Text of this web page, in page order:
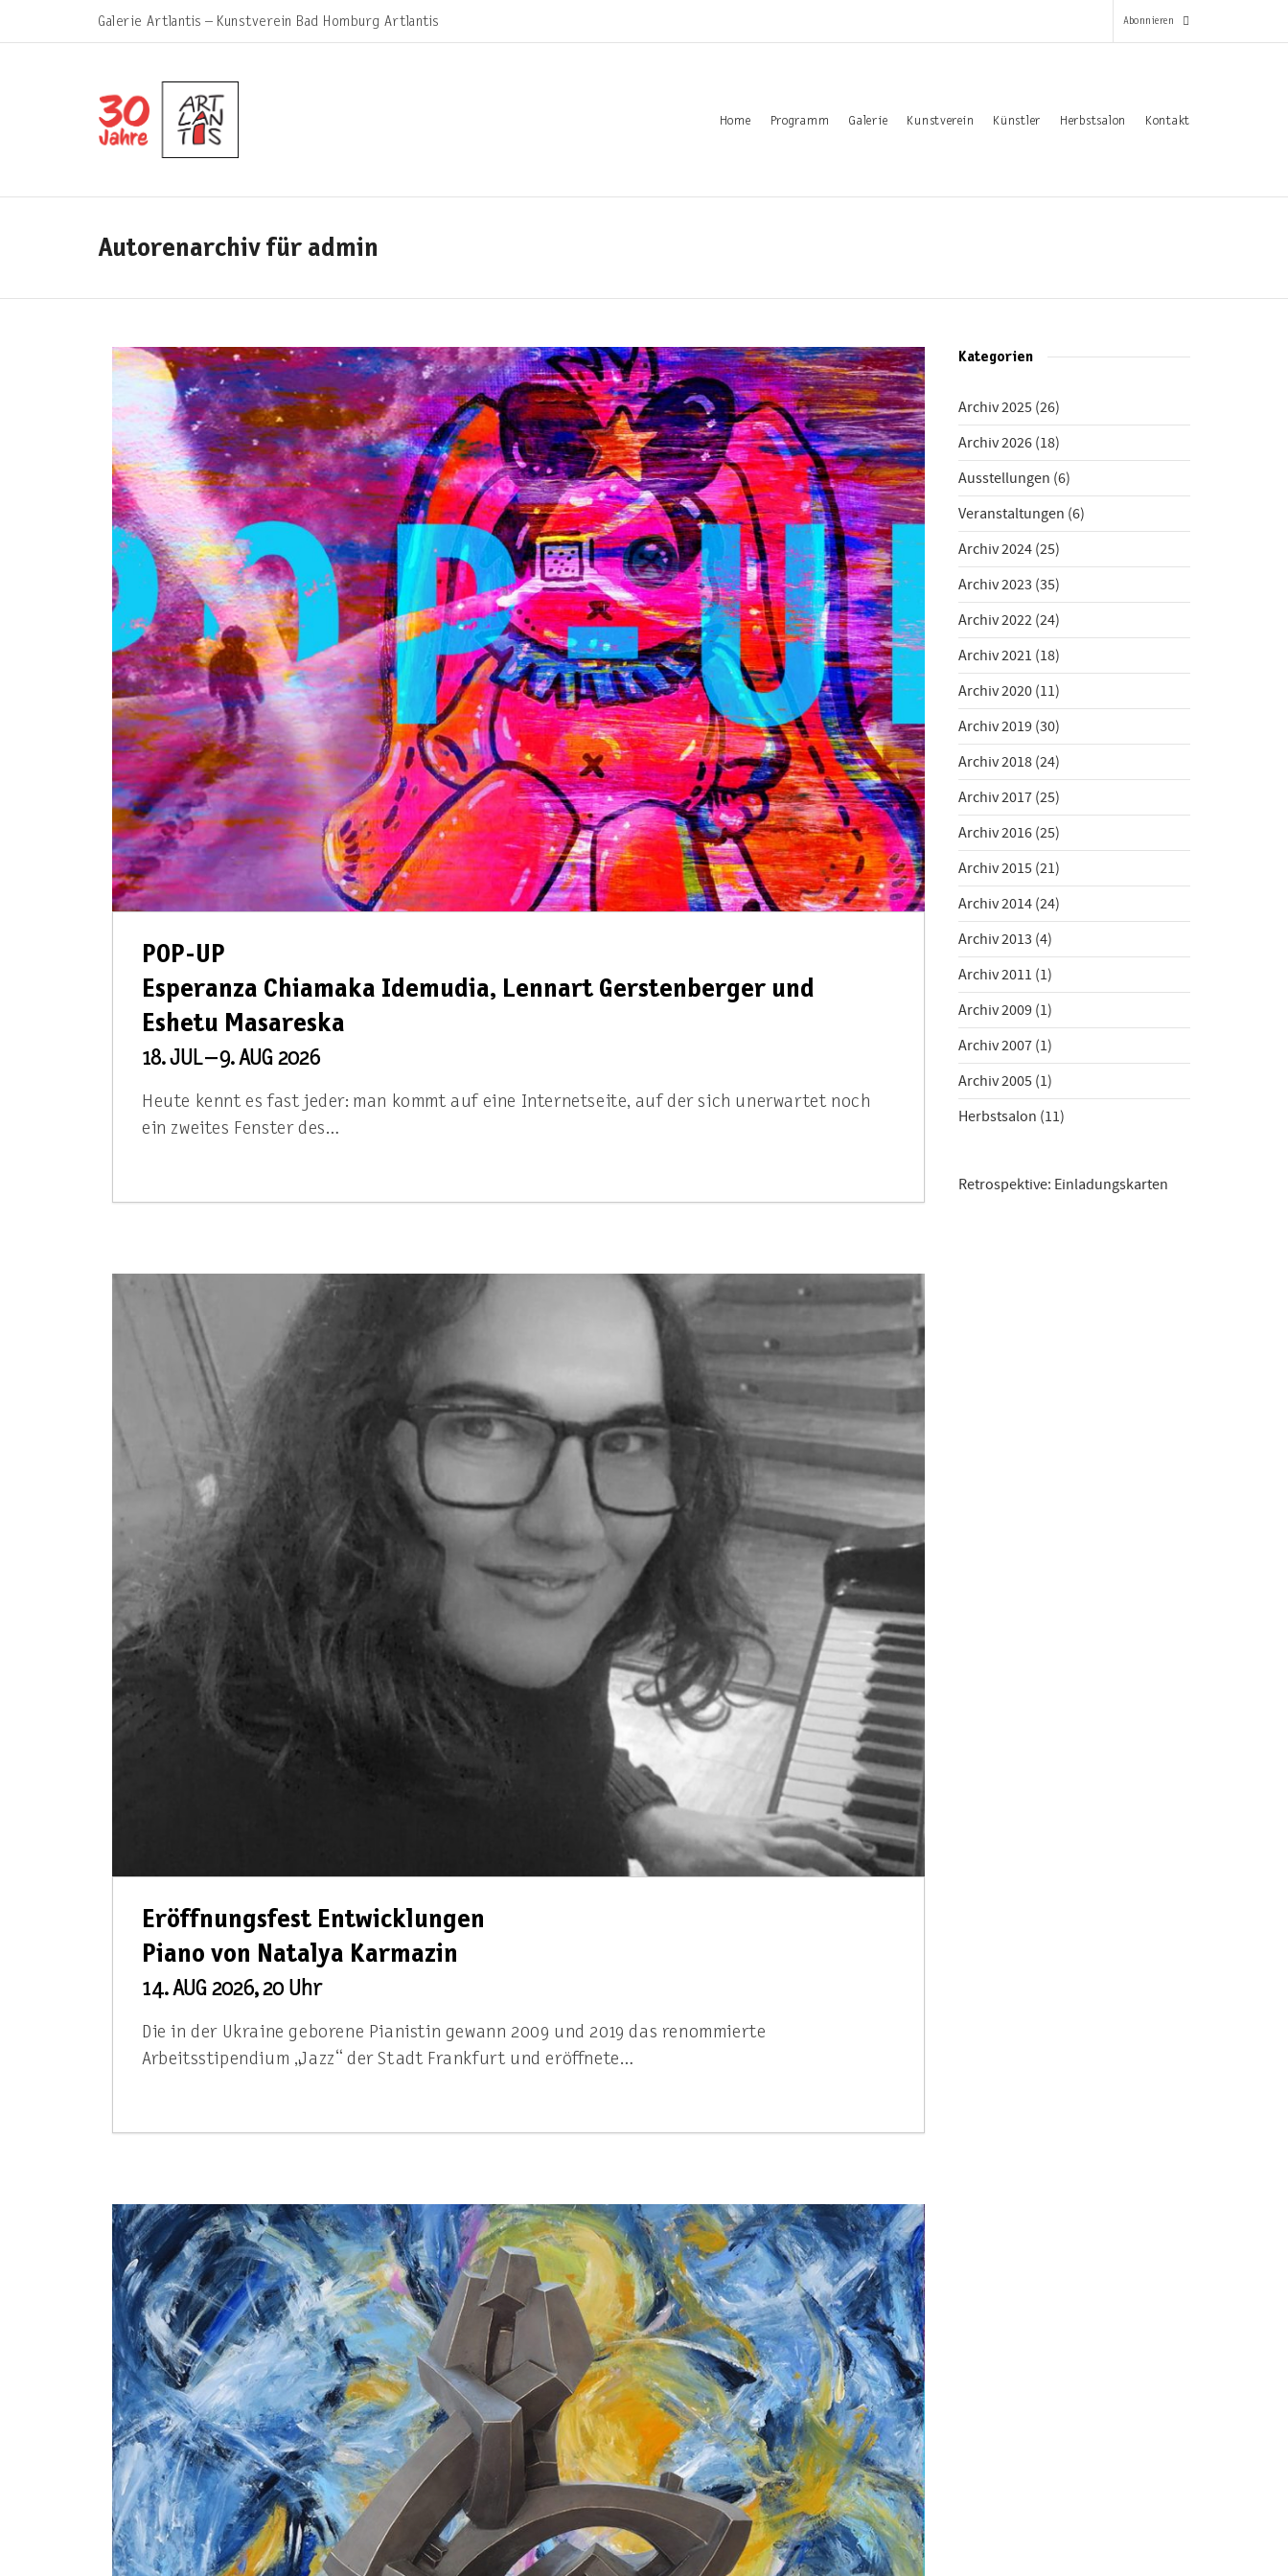
Galerie Artlantis – Kunstverein Bad Homburg Artlantis Abonnieren
*Pflichtfeld
Nachname
Home Programm Galerie Kunstverein Künstler Herbstsalon Kontakt
Autorenarchiv für admin
POP-UP
Esperanza Chiamaka Idemudia, Lennart Gerstenberger und
Eshetu Masareska
18. JUL – 9. AUG 2026
Heute kennt es fast jeder: man kommt auf eine Internetseite, auf der sich unerwartet noch
ein zweites Fenster des…
Eröffnungsfest Entwicklungen
Piano von Natalya Karmazin
14. AUG 2026, 20 Uhr
Die in der Ukraine geborene Pianistin gewann 2009 und 2019 das renommierte
Arbeitsstipendium „Jazz“ der Stadt Frankfurt und eröffnete…
Kategorien
Archiv 2025 (26)
Archiv 2026 (18)
Ausstellungen (6)
Veranstaltungen (6)
Archiv 2024 (25)
Archiv 2023 (35)
Archiv 2022 (24)
Archiv 2021 (18)
Archiv 2020 (11)
Archiv 2019 (30)
Archiv 2018 (24)
Archiv 2017 (25)
Archiv 2016 (25)
Archiv 2015 (21)
Archiv 2014 (24)
Archiv 2013 (4)
Archiv 2011 (1)
Archiv 2009 (1)
Archiv 2007 (1)
Archiv 2005 (1)
Herbstsalon (11)
Retrospektive: Einladungskarten